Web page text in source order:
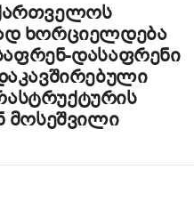
ხორციელდება
დასაფრენი
მოსეშვილი